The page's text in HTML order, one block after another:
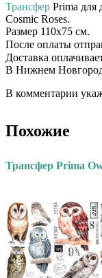
Трансфер Prima для
Cosmic Roses.
Размер 110х75 см.
После оплаты
Доставка
В Нижнем
В комментарии
Похожие
Трансфер Prima